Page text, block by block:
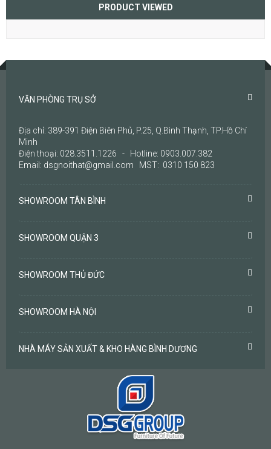
PRODUCT VIEWED
VĂN PHÒNG TRỤ SỞ
Địa chỉ: 389-391 Điện Biên Phủ, P.25, Q.Bình Thạnh, TP.Hồ Chí
Minh
Điện thoại: 028.3511.1226 - Hotline: 0903.007.382
Email: dsgnoithat@gmail.com MST: 0310 150 823
SHOWROOM TÂN BÌNH
SHOWROOM QUẬN 3
SHOWROOM THỦ ĐỨC
SHOWROOM HÀ NỘI
NHÀ MÁY SẢN XUẤT & KHO HÀNG BÌNH DƯƠNG